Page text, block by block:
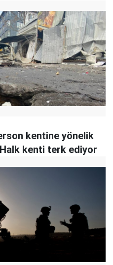
kentine yönelik
Halk kenti terk ediyor